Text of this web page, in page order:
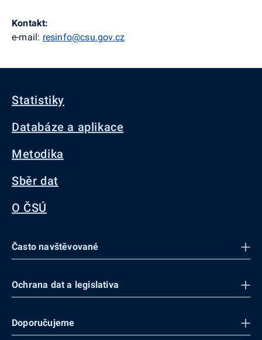
Kontakt:
e-mail: resinfo@csu.gov.cz
Statistiky
Databáze a aplikace
Metodika
Sběr dat
O ČSÚ
Často navštěvované
Ochrana dat a legislativa
Doporučujeme